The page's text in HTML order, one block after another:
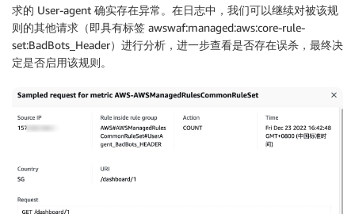
求的 User-agent 确实存在异常。在日志中，我们可以继续对被该规
则的其他请求（即具有标签 awswaf:managed:aws:core-rule-
set:BadBots_Header）进行分析，进一步查看是否存在误杀，最终决
定是否启用该规则。